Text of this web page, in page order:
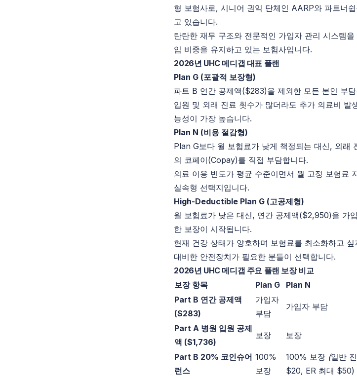
형 보험사로, 시니어 권익 단체인 AARP와 파트너
고 있습니다.
탄탄한 재무 구조와 전문적인 가입자 관리 시스템
입 비중을 유지하고 있는 보험사입니다.
2026년 UHC 메디갭 대표 플랜
Plan G (포괄적 보장형)
파트 B 연간 공제액($283)을 제외한 모든 본인 부
입원 및 외래 진료 횟수가 많더라도 추가 의료비 발
능성이 가장 높습니다.
Plan N (비용 절감형)
Plan G보다 월 보험료가 낮게 책정되는 대신, 외
의 코페이(Copay)를 직접 부담합니다.
의료 이용 빈도가 평균 수준이면서 월 고정 보험료
실속형 선택지입니다.
High-Deductible Plan G (고공제형)
월 보험료가 낮은 대신, 연간 공제액($2,950)을 가
한 보장이 시작됩니다.
현재 건강 상태가 양호하며 보험료를 최소화하고
대비한 안전장치가 필요한 분들이 선택합니다.
2026년 UHC 메디갭 주요 플랜 보장 비교
보장 항목
Plan G Plan N
Part B 연간 공제액
($283)
가입자
부담
가입자 부담
Part A 병원 입원 공제
액 ($1,736)
보장 보장
Part B 20% 코인슈어
런스
100%
보장
100% 보장 (일반
$20, ER 최대 $50)